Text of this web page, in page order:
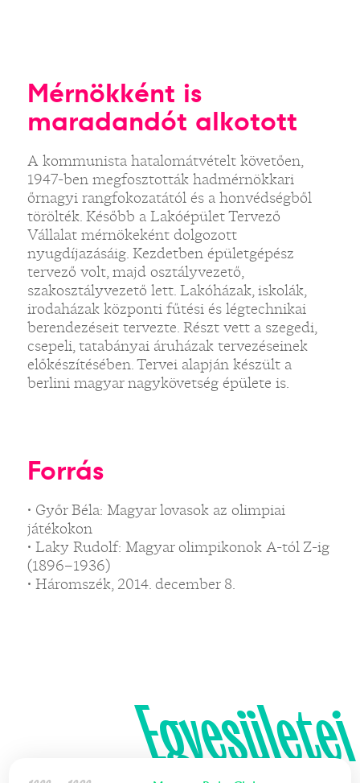
Mérnökként is
maradandót alkotott
A kommunista hatalomátvételt követően,
1947-ben megfosztották hadmérnökkari
őrnagyi rangfokozatától és a honvédségből
törölték. Később a Lakóépület Tervező
Vállalat mérnökeként dolgozott
nyugdíjazásáig. Kezdetben épületgépész
tervező volt, majd osztályvezető,
szakosztályvezető lett. Lakóházak, iskolák,
irodaházak központi fűtési és légtechnikai
berendezéseit tervezte. Részt vett a szegedi,
csepeli, tatabányai áruházak tervezéseinek
előkészítésében. Tervei alapján készült a
berlini magyar nagykövetség épülete is.
Forrás
• Győr Béla: Magyar lovasok az olimpiai
játékokon
• Laky Rudolf: Magyar olimpikonok A-tól Z-ig
(1896–1936)
• Háromszék, 2014. december 8.
Egyesületei